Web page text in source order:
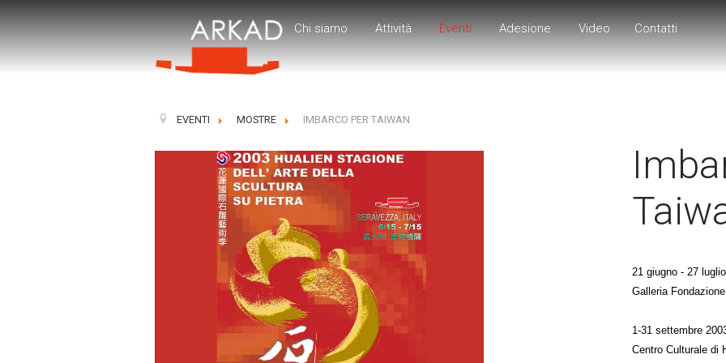
Chi siamo Attività Eventi Adesione Video Contatti
EVENTI MOSTRE IMBARCO PER TAIWAN
21 giugno - 27
Galleria
1-31 settembre
Centro Culturale di